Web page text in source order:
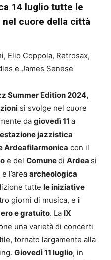
14 luglio tutte le
nel cuore della città
Elio Coppola, Retrosax,
e James Senese
Summer Edition 2024,
si svolge nel cuore
da giovedì 11 a
jazzistica
Ardeafilarmonica con il
e del Comunedi Ardea si
e l’area archeologica
tutte le iniziative
giorni di musica, e i
e gratuito. La IX
una varietà di concerti
tornato largamente alla
Giovedì 11 luglio, in